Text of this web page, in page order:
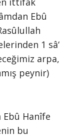
Ebû
1 sâ‘
arpa,
peynir)
Hanîfe
bu